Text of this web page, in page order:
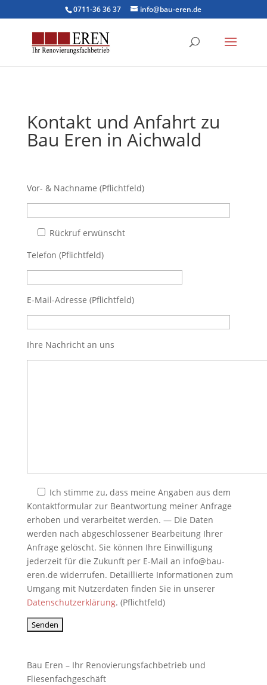
0711-36 36 37 info@bau-eren.de
Kontakt und Anfahrt zu
Bau Eren in Aichwald
Vor- & Nachname (Pflichtfeld)
Rückruf erwünscht
Telefon (Pflichtfeld)
E-Mail-Adresse (Pflichtfeld)
Ihre Nachricht an uns
Ich stimme zu, dass meine Angaben aus dem
Kontaktformular zur Beantwortung meiner Anfrage
erhoben und verarbeitet werden. — Die Daten
werden nach abgeschlossener Bearbeitung Ihrer
Anfrage gelöscht. Sie können Ihre Einwilligung
jederzeit für die Zukunft per E-Mail an info@bau-
eren.de widerrufen. Detaillierte Informationen zum
Umgang mit Nutzerdaten finden Sie in unserer
Datenschutzerklärung. (Pflichtfeld)
Bau Eren – Ihr Renovierungsfachbetrieb und
Fliesenfachgeschäft